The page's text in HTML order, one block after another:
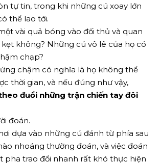
tự tin, trong khi những cú xoay lớn
thể lao tới.
vài quả bóng vào đối thủ và quan
không? Những cú vô lê của họ có
chạp?
chậm có nghĩa là họ không thể
thời gian, và nếu đúng như vậy,
đuổi những trận chiến tay đôi
đoán.
dựa vào những cú đánh từ phía sau
nhoáng thường đoán, và việc đoán
pha trao đổi nhanh rất khó thực hiện